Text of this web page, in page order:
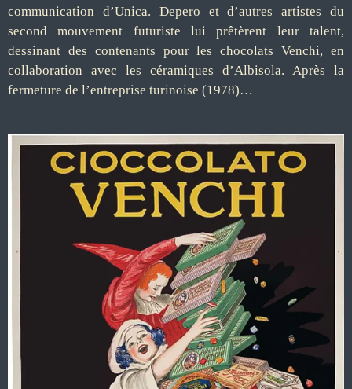
communication d’Unica. Depero et d’autres artistes du
second mouvement futuriste lui prêtèrent leur talent,
dessinant des contenants pour les chocolats Venchi, en
collaboration avec les céramiques d’Albisola. Après la
fermeture de l’entreprise turinoise (1978)…